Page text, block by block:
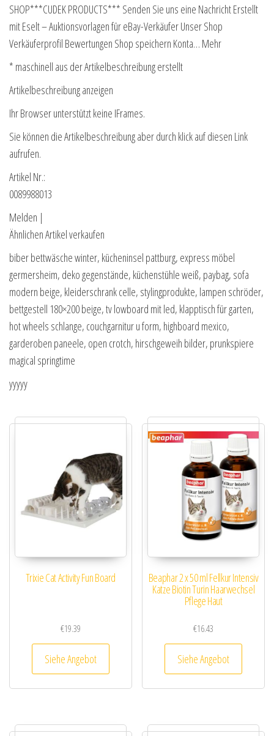
SHOP***CUDEK PRODUCTS*** Senden Sie uns eine Nachricht Erstellt
mit Eselt – Auktionsvorlagen für eBay-Verkäufer Unser Shop
Verkäuferprofil Bewertungen Shop speichern Konta… Mehr
* maschinell aus der Artikelbeschreibung erstellt
Artikelbeschreibung anzeigen
Ihr Browser unterstützt keine IFrames.
Sie können die Artikelbeschreibung aber durch klick auf diesen Link
aufrufen.
Artikel Nr.:
0089988013
Melden |
Ähnlichen Artikel verkaufen
biber bettwäsche winter, kücheninsel pattburg, express möbel
germersheim, deko gegenstände, küchenstühle weiß, paybag, sofa
modern beige, kleiderschrank celle, stylingprodukte, lampen schröder,
bettgestell 180×200 beige, tv lowboard mit led, klapptisch für garten,
hot wheels schlange, couchgarnitur u form, highboard mexico,
garderoben paneele, open crotch, hirschgeweih bilder, prunkspiere
magical springtime
yyyyy
Trixie Cat Activity Fun Board
€19.39
Siehe Angebot
Beaphar 2 x 50 ml Fellkur Intensiv
Katze Biotin Turin Haarwechsel
Pflege Haut
€16.43
Siehe Angebot